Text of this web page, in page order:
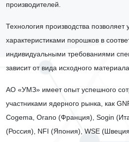
производителей.
Технология производства позволяет
характеристиками порошков в
индивидуальными требованиями
зависит от вида исходного материала.
АО «УМЗ» имеет опыт успешного
участниками ядерного рынка, как
Cogema, Orano (Франция), Sogin
(Россия), NFI (Япония), WSE